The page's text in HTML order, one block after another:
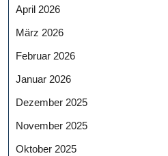
April 2026
März 2026
Februar 2026
Januar 2026
Dezember 2025
November 2025
Oktober 2025